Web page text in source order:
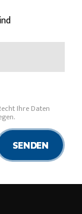
Ihre Daten
SENDEN